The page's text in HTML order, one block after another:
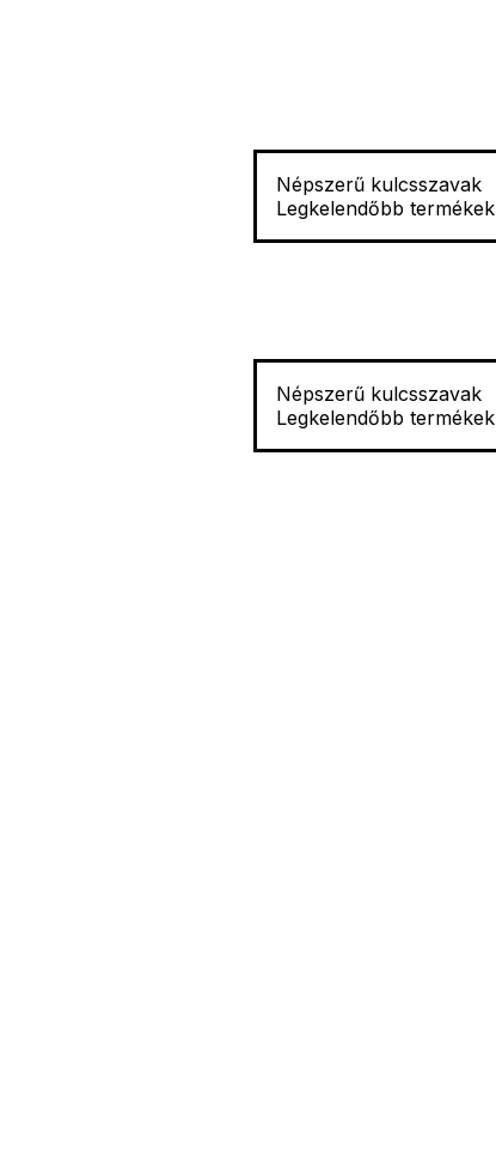
Népszerű kulcsszavak
Legkelendőbb termékek
Népszerű kulcsszavak
Legkelendőbb termékek